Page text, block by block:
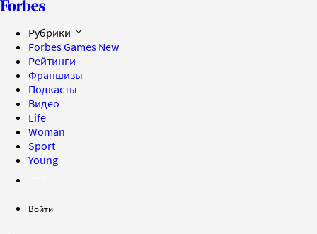
Рубрики
Forbes Games New
Рейтинги
Франшизы
Подкасты
Видео
Life
Woman
Sport
Young
Войти